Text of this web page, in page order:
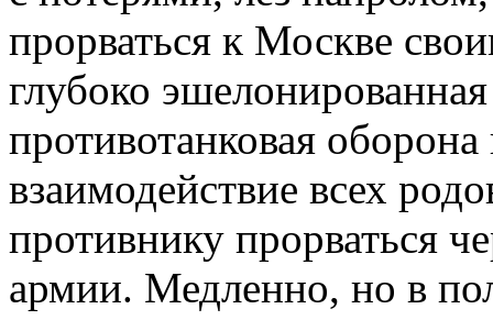
прорваться к Москве
глубоко
противотанковая
взаимодействие всех
противнику прорваться
армии. Медленно, но в